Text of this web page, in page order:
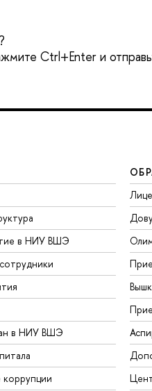
Ctrl+Enter и
в НИУ ВШЭ
в НИУ ВШЭ